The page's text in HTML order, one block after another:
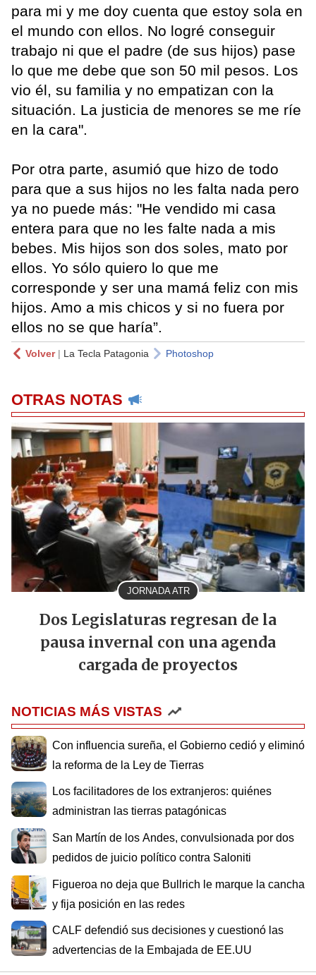
para mi y me doy cuenta que estoy sola en
el mundo con ellos. No logré conseguir
trabajo ni que el padre (de sus hijos) pase
lo que me debe que son 50 mil pesos. Los
vio él, su familia y no empatizan con la
situación. La justicia de menores se me ríe
en la cara".
Por otra parte, asumió que hizo de todo
para que a sus hijos no les falta nada pero
ya no puede más: "He vendido mi casa
entera para que no les falte nada a mis
bebes. Mis hijos son dos soles, mato por
ellos. Yo sólo quiero lo que me
corresponde y ser una mamá feliz con mis
hijos. Amo a mis chicos y si no fuera por
ellos no se que haría”.
Volver| La Tecla Patagonia Photoshop
OTRAS NOTAS
JORNADA ATR
Dos Legislaturas regresan de la
pausa invernal con una agenda
cargada de proyectos
NOTICIAS MÁS VISTAS
Con influencia sureña, el Gobierno cedió y eliminó
la reforma de la Ley de Tierras
Los facilitadores de los extranjeros: quiénes
administran las tierras patagónicas
San Martín de los Andes, convulsionada por dos
pedidos de juicio político contra Saloniti
Figueroa no deja que Bullrich le marque la cancha
y fija posición en las redes
CALF defendió sus decisiones y cuestionó las
advertencias de la Embajada de EE.UU